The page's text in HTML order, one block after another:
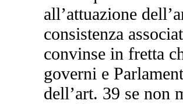
all’attuazione
consistenza
convinse in fretta
governi e
dell’art. 39 se non